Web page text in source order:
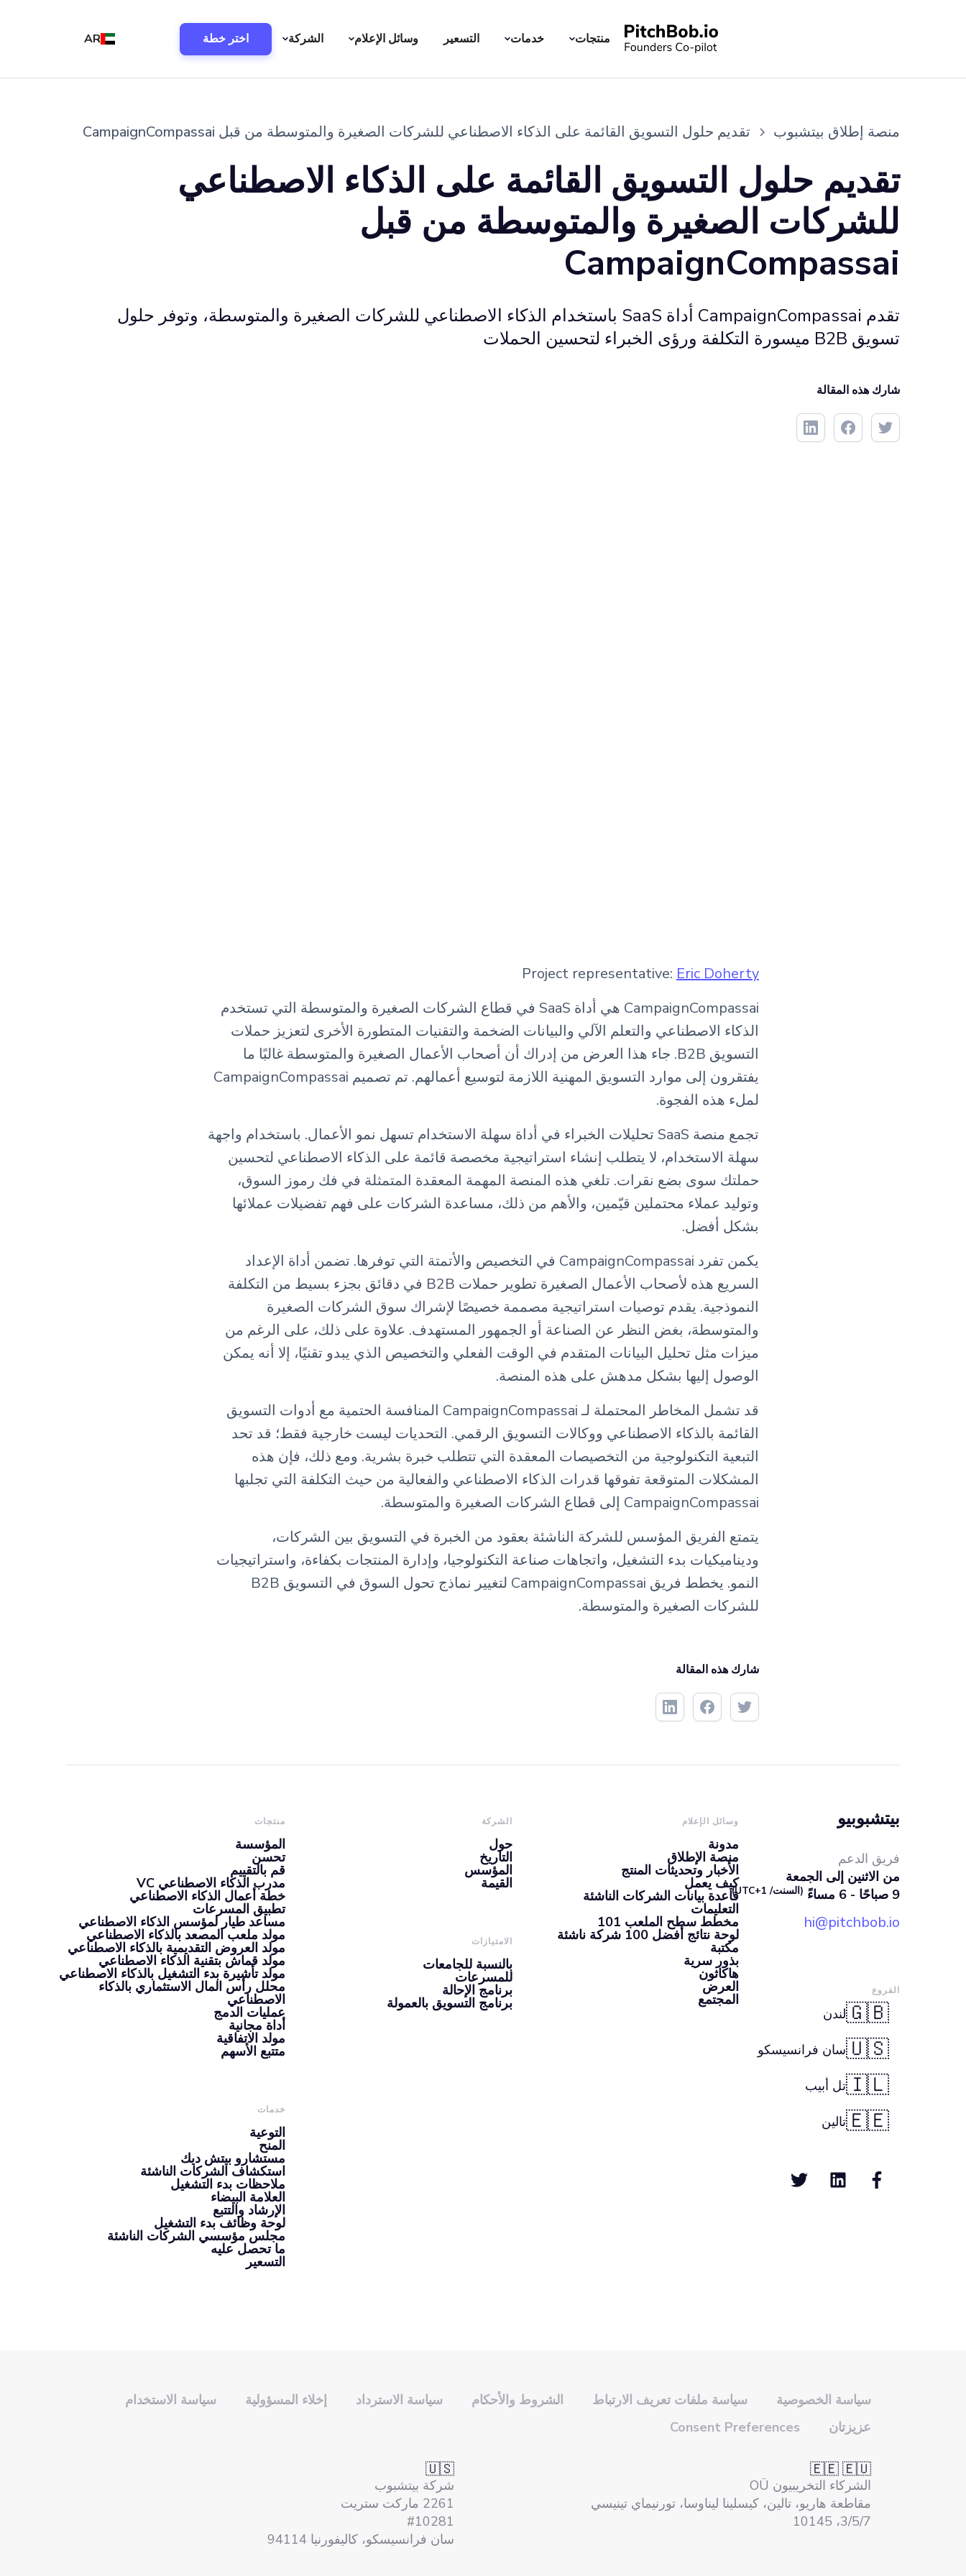
منتجات خدمات التسعير وسائل الإعلام الشركة اختر خطة AR
منصة إطلاق بيتشبوب تقديم حلول التسويق القائمة على الذكاء الاصطناعي للشركات الصغيرة والمتوسطة من قبل CampaignCompassai
تقديم حلول التسويق القائمة على الذكاء الاصطناعي
للشركات الصغيرة والمتوسطة من قبل
CampaignCompassai
تقدم CampaignCompassai أداة SaaS باستخدام الذكاء الاصطناعي للشركات الصغيرة والمتوسطة، وتوفر حلول
تسويق B2B ميسورة التكلفة ورؤى الخبراء لتحسين الحملات
شارك هذه المقالة
Project representative: Eric Doherty
CampaignCompassai هي أداة SaaS في قطاع الشركات الصغيرة والمتوسطة التي تستخدم
الذكاء الاصطناعي والتعلم الآلي والبيانات الضخمة والتقنيات المتطورة الأخرى لتعزيز حملات
التسويق B2B. جاء هذا العرض من إدراك أن أصحاب الأعمال الصغيرة والمتوسطة غالبًا ما
يفتقرون إلى موارد التسويق المهنية اللازمة لتوسيع أعمالهم. تم تصميم CampaignCompassai
لملء هذه الفجوة.
تجمع منصة SaaS تحليلات الخبراء في أداة سهلة الاستخدام تسهل نمو الأعمال. باستخدام واجهة
سهلة الاستخدام، لا يتطلب إنشاء استراتيجية مخصصة قائمة على الذكاء الاصطناعي لتحسين
حملتك سوى بضع نقرات. تلغي هذه المنصة المهمة المعقدة المتمثلة في فك رموز السوق،
وتوليد عملاء محتملين قيّمين، والأهم من ذلك، مساعدة الشركات على فهم تفضيلات عملائها
بشكل أفضل.
يكمن تفرد CampaignCompassai في التخصيص والأتمتة التي توفرها. تضمن أداة الإعداد
السريع هذه لأصحاب الأعمال الصغيرة تطوير حملات B2B في دقائق بجزء بسيط من التكلفة
النموذجية. يقدم توصيات استراتيجية مصممة خصيصًا لإشراك سوق الشركات الصغيرة
والمتوسطة، بغض النظر عن الصناعة أو الجمهور المستهدف. علاوة على ذلك، على الرغم من
ميزات مثل تحليل البيانات المتقدم في الوقت الفعلي والتخصيص الذي يبدو تقنيًا، إلا أنه يمكن
الوصول إليها بشكل مدهش على هذه المنصة.
قد تشمل المخاطر المحتملة لـ CampaignCompassai المنافسة الحتمية مع أدوات التسويق
القائمة بالذكاء الاصطناعي ووكالات التسويق الرقمي. التحديات ليست خارجية فقط؛ قد تحد
التبعية التكنولوجية من التخصيصات المعقدة التي تتطلب خبرة بشرية. ومع ذلك، فإن هذه
المشكلات المتوقعة تفوقها قدرات الذكاء الاصطناعي والفعالية من حيث التكلفة التي تجلبها
CampaignCompassai إلى قطاع الشركات الصغيرة والمتوسطة.
يتمتع الفريق المؤسس للشركة الناشئة بعقود من الخبرة في التسويق بين الشركات،
وديناميكيات بدء التشغيل، واتجاهات صناعة التكنولوجيا، وإدارة المنتجات بكفاءة، واستراتيجيات
النمو. يخطط فريق CampaignCompassai لتغيير نماذج تحول السوق في التسويق B2B
للشركات الصغيرة والمتوسطة.
شارك هذه المقالة
بيتشبوبيو
فريق الدعم
من الاثنين إلى الجمعة
9 صباحًا - 6 مساءً
(السنت/ UTC+1)
hi@pitchbob.io
الفروع
🇬🇧لندن
🇺🇸سان فرانسيسكو
🇮🇱تل أبيب
🇪🇪تالين
منتجات
المؤسسة
تحسن
قم بالتقييم
مدرب الذكاء الاصطناعي VC
خطة أعمال الذكاء الاصطناعي
تطبيق المسرعات
مساعد طيار لمؤسس الذكاء الاصطناعي
مولد ملعب المصعد بالذكاء الاصطناعي
مولد العروض التقديمية بالذكاء الاصطناعي
مولد قماش بتقنية الذكاء الاصطناعي
مولد تأشيرة بدء التشغيل بالذكاء الاصطناعي
محلل رأس المال الاستثماري بالذكاء
الاصطناعي
عمليات الدمج
أداة مجانية
مولد الاتفاقية
متتبع الأسهم
خدمات
التوعية
المنح
مستشارو بيتش ديك
استكشاف الشركات الناشئة
ملاحظات بدء التشغيل
العلامة البيضاء
الإرشاد والتتبع
لوحة وظائف بدء التشغيل
مجلس مؤسسي الشركات الناشئة
ما تحصل عليه
التسعير
الشركة
حول
التاريخ
المؤسس
القيمة
الامتيازات
بالنسبة للجامعات
للمسرعات
برنامج الإحالة
برنامج التسويق بالعمولة
وسائل الإعلام
مدونة
منصة الإطلاق
الأخبار وتحديثات المنتج
كيف يعمل
قاعدة بيانات الشركات الناشئة
التعليمات
مخطط سطح الملعب 101
لوحة نتائج أفضل 100 شركة ناشئة
مكتبة
بذور سرية
هاكاثون
العرض
المجتمع
سياسة الخصوصية سياسة ملفات تعريف الارتباط الشروط والأحكام سياسة الاسترداد إخلاء المسؤولية
سياسة الاستخدام
عزيزتان
Consent Preferences
🇪🇪 🇪🇺
الشركاء التخريبيون OÜ
مقاطعة هاريو، تالين، كيسلينا ليناوسا، تورنيماي تينيسي
3/5/7، 10145
🇺🇸
شركة بيتشبوب
2261 ماركت ستريت
#10281
سان فرانسيسكو، كاليفورنيا 94114